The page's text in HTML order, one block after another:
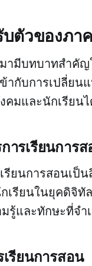
ตัวของภา
ามีบทบาทสำคั
กับการเปลี่ยน
คมและนักเรียน
ารเรียนการส
รียนการสอนเป็
เรียนในยุคดิจิ
รู้และทักษะที่จ
รียนการสอน